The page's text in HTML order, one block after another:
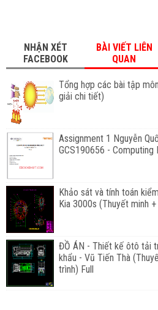
NHẬN XÉT
FACEBOOK
BÀI VIẾT LIÊN
QUAN
Tổng hợp các bài tập
giải chi tiết)
Assignment 1 Nguyễn
GCS190656 -
Khảo sát và tính toán
Kia 3000s (Thuyết minh
ĐỒ ÁN - Thiết kế ôtô tải
khẩu - Vũ Tiến Thà
trình) Full